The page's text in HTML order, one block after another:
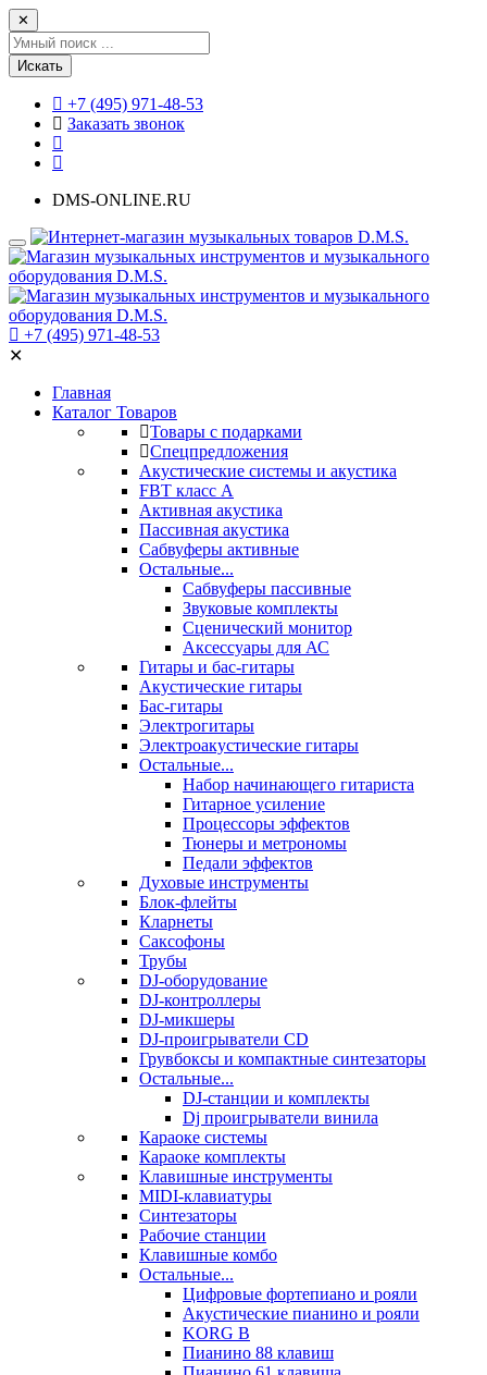
✕
Искать
+7 (495) 971-48-53
Заказать звонок
DMS-ONLINE.RU
+7 (495) 971-48-53
✕
Главная
Каталог Товаров
Товары с подарками
Спецпредложения
Акустические системы и акустика
FBT класс А
Активная акустика
Пассивная акустика
Сабвуферы активные
Остальные...
Сабвуферы пассивные
Звуковые комплекты
Сценический монитор
Аксессуары для АС
Гитары и бас-гитары
Акустические гитары
Бас-гитары
Электрогитары
Электроакустические гитары
Остальные...
Набор начинающего гитариста
Гитарное усиление
Процессоры эффектов
Тюнеры и метрономы
Педали эффектов
Духовые инструменты
Блок-флейты
Кларнеты
Саксофоны
Трубы
DJ-оборудование
DJ-контроллеры
DJ-микшеры
DJ-проигрыватели CD
Грувбоксы и компактные синтезаторы
Остальные...
DJ-станции и комплекты
Dj проигрыватели винила
Караоке системы
Караоке комплекты
Клавишные инструменты
MIDI-клавиатуры
Синтезаторы
Рабочие станции
Клавишные комбо
Остальные...
Цифровые фортепиано и рояли
Акустические пианино и рояли
KORG B
Пианино 88 клавиш